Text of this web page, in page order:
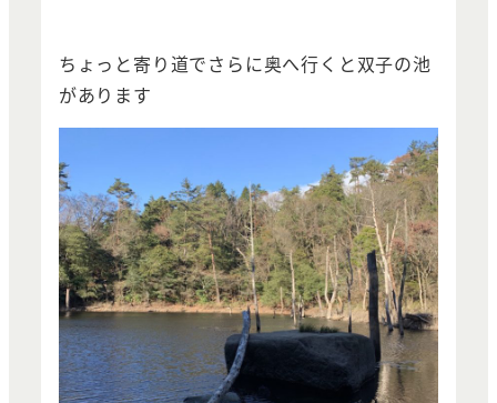
ちょっと寄り道でさらに奥へ行くと双子の池
があります